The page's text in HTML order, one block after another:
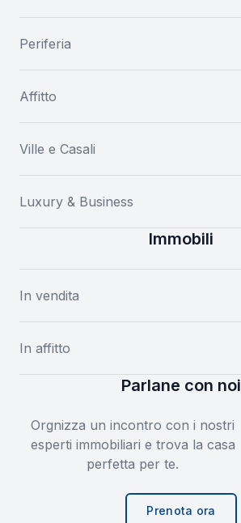
Periferia
Affitto
Ville e Casali
Luxury & Business
Immobili
In vendita
In affitto
Parlane con noi
Orgnizza un incontro con i nostri
esperti immobiliari e trova la casa
perfetta per te.
Prenota ora